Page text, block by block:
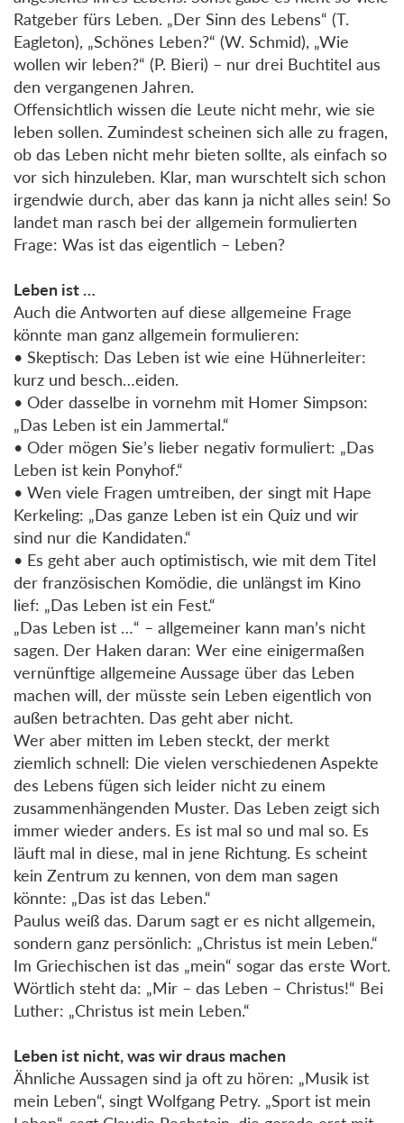
Ratgeber fürs Leben. „Der Sinn des Lebens“ (T.
Eagleton), „Schönes Leben?“ (W. Schmid), „Wie
wollen wir leben?“ (P. Bieri) – nur drei Buchtitel aus
den vergangenen Jahren.
Offensichtlich wissen die Leute nicht mehr, wie sie
leben sollen. Zumindest scheinen sich alle zu fragen,
ob das Leben nicht mehr bieten sollte, als einfach so
vor sich hinzuleben. Klar, man wurschtelt sich schon
irgendwie durch, aber das kann ja nicht alles sein! So
landet man rasch bei der allgemein formulierten
Frage: Was ist das eigentlich – Leben?
Leben ist …
Auch die Antworten auf diese allgemeine Frage
könnte man ganz allgemein formulieren:
• Skeptisch: Das Leben ist wie eine Hühnerleiter:
kurz und besch…eiden.
• Oder dasselbe in vornehm mit Homer Simpson:
„Das Leben ist ein Jammertal.“
• Oder mögen Sie’s lieber negativ formuliert: „Das
Leben ist kein Ponyhof.“
• Wen viele Fragen umtreiben, der singt mit Hape
Kerkeling: „Das ganze Leben ist ein Quiz und wir
sind nur die Kandidaten.“
• Es geht aber auch optimistisch, wie mit dem Titel
der französischen Komödie, die unlängst im Kino
lief: „Das Leben ist ein Fest.“
„Das Leben ist …“ – allgemeiner kann man’s nicht
sagen. Der Haken daran: Wer eine einigermaßen
vernünftige allgemeine Aussage über das Leben
machen will, der müsste sein Leben eigentlich von
außen betrachten. Das geht aber nicht.
Wer aber mitten im Leben steckt, der merkt
ziemlich schnell: Die vielen verschiedenen Aspekte
des Lebens fügen sich leider nicht zu einem
zusammenhängenden Muster. Das Leben zeigt sich
immer wieder anders. Es ist mal so und mal so. Es
läuft mal in diese, mal in jene Richtung. Es scheint
kein Zentrum zu kennen, von dem man sagen
könnte: „Das ist das Leben.“
Paulus weiß das. Darum sagt er es nicht allgemein,
sondern ganz persönlich: „Christus ist mein Leben.“
Im Griechischen ist das „mein“ sogar das erste Wort.
Wörtlich steht da: „Mir – das Leben – Christus!“ Bei
Luther: „Christus ist mein Leben.“
Leben ist nicht, was wir draus machen
Ähnliche Aussagen sind ja oft zu hören: „Musik ist
mein Leben“, singt Wolfgang Petry. „Sport ist mein